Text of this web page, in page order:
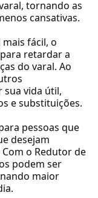
tornando as
cansativas.
fácil, o
retardar a
do varal. Ao
sua vida útil,
e substituições.
pessoas que
desejam
o Redutor de
podem ser
maior